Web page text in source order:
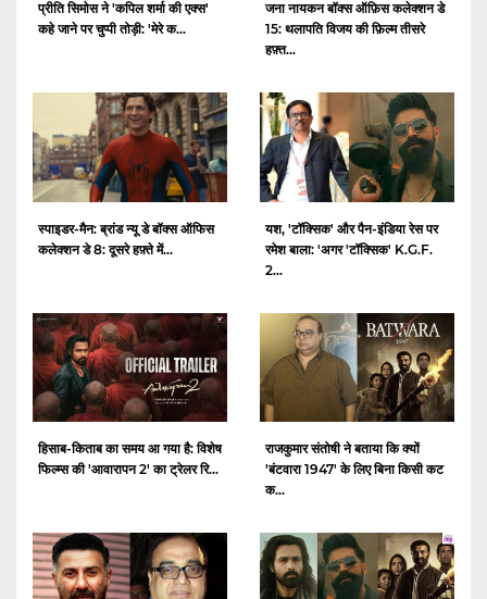
प्रीति सिमोस ने 'कपिल शर्मा की एक्स'
कहे जाने पर चुप्पी तोड़ी: 'मेरे क...
जना नायकन बॉक्स ऑफ़िस कलेक्शन डे
15: थलापति विजय की फ़िल्म तीसरे
हफ़्त...
स्पाइडर-मैन: ब्रांड न्यू डे बॉक्स ऑफिस
कलेक्शन डे 8: दूसरे हफ़्ते में...
यश, 'टॉक्सिक' और पैन-इंडिया रेस पर
रमेश बाला: 'अगर 'टॉक्सिक' K.G.F.
2...
हिसाब-किताब का समय आ गया है: विशेष
फिल्म्स की 'आवारापन 2' का ट्रेलर रि...
राजकुमार संतोषी ने बताया कि क्यों
'बंटवारा 1947' के लिए बिना किसी कट
क...